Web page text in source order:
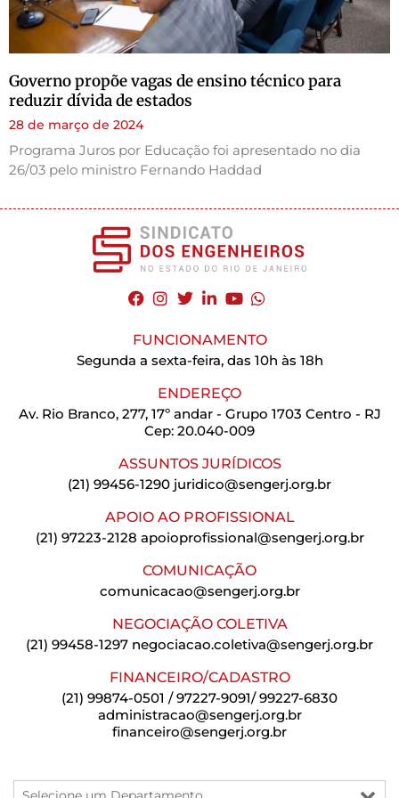
Governo propõe vagas de ensino técnico para
reduzir dívida de estados
28 de março de 2024
Programa Juros por Educação foi apresentado no dia
26/03 pelo ministro Fernando Haddad
FUNCIONAMENTO
Segunda a sexta-feira, das 10h às 18h
ENDEREÇO
Av. Rio Branco, 277, 17º andar - Grupo 1703 Centro - RJ
Cep: 20.040-009
ASSUNTOS JURÍDICOS
(21) 99456-1290 juridico@sengerj.org.br
APOIO AO PROFISSIONAL
(21) 97223-2128 apoioprofissional@sengerj.org.br
COMUNICAÇÃO
comunicacao@sengerj.org.br
NEGOCIAÇÃO COLETIVA
(21) 99458-1297 negociacao.coletiva@sengerj.org.br
FINANCEIRO/CADASTRO
(21) 99874-0501 / 97227-9091/ 99227-6830
administracao@sengerj.org.br
financeiro@sengerj.org.br